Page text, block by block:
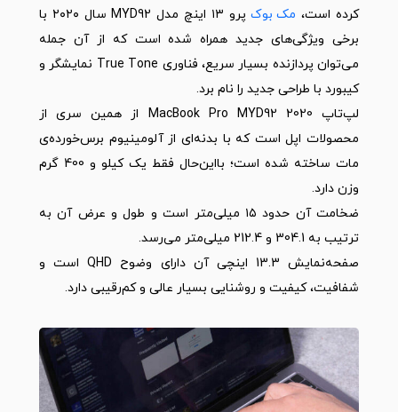
کرده است، مک بوک
پرو ۱۳ اینچ مدل MYD92 سال ۲۰۲۰ با
برخی ویژگی‌های جدید همراه شده است که از آن جمله
می‌توان پردازنده بسیار سریع، فناوری True Tone نمایشگر و
کیبورد با طراحی جدید را نام برد.
لپ‌تاپ MacBook Pro MYD92 2020 از همین سری از
محصولات اپل است که با بدنه‌ا‌ی از آلومینیوم برس‌خورد‌ه‌ی
مات ساخته شده است؛ بااین‌حال فقط یک کیلو و 400 گرم
وزن دارد.
ضخامت آن حدود ۱۵ میلی‌متر است و طول و عرض آن به
ترتیب به 304.1 و 212.4 میلی‌متر می‌رسد.
صفحه‌نمایش 13.3 اینچی آن دارای وضوح QHD است و
شفافیت، کیفیت و روشنایی بسیار عالی و کم‌رقیبی دارد.